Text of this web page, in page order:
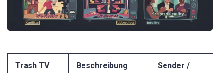
Trash TV
Beschreibung
Sender /